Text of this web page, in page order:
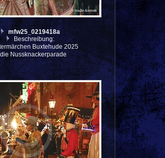
mfw25_0219418a
Beschreibung:
Buxtehude 2025
die Nussknackerparade